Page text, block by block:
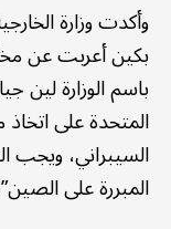
وأكدت وزارة
بكين أعربت عن
باسم الوزارة
المتحدة على
السيبراني، ويجب
المبررة على